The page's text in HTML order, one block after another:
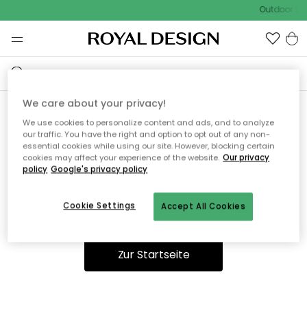
Outdoor
Ooops, die Seite wurde nicht
gefunden.
Sie können auf unserer Startseiteweiter navigieren.
Zur Startseite
We care about your privacy!
We use cookies to personalize content and ads, and to analyze
our traffic. You have the right and option to opt out of any non-
essential cookies while using our site. However, blocking certain
cookies may affect your experience of the website. Our privacy
policy Google's privacy policy
Accept All Cookies
Cookie Settings